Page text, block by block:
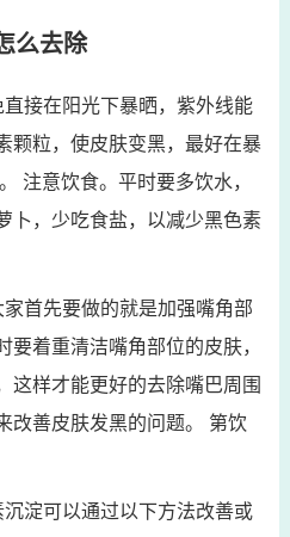
么去除
接在阳光下暴晒，紫外线能
颗粒，使皮肤变黑，最好在暴
注意饮食。平时要多饮水，
卜，少吃食盐，以减少黑色素
首先要做的就是加强嘴角部
着重清洁嘴角部位的皮肤，
这样才能更好的去除嘴巴周围
改善皮肤发黑的问题。 第饮
淀可以通过以下方法改善或